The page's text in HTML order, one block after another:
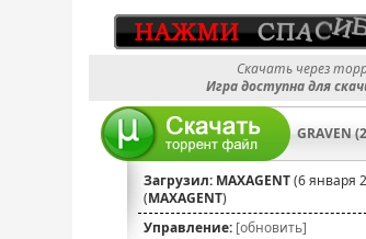
Скачать через
Игра доступна для
GRAVEN
Загрузил: MAXAGENT(6 января
(MAXAGENT)
Управление: [обновить]